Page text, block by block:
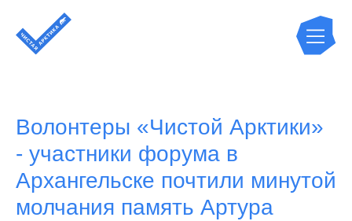
Волонтеры «Чистой Арктики»
- участники форума в
Архангельске почтили минутой
молчания память Артура